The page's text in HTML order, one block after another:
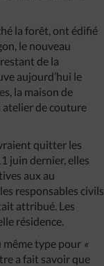
la forêt, ont édifié
le nouveau
de la
aujourd’hui le
la maison de
atelier de couture
quitter les
juin dernier, elles
aux au
responsables civils
attribué. Les
résidence.
même type pour «
a fait savoir que